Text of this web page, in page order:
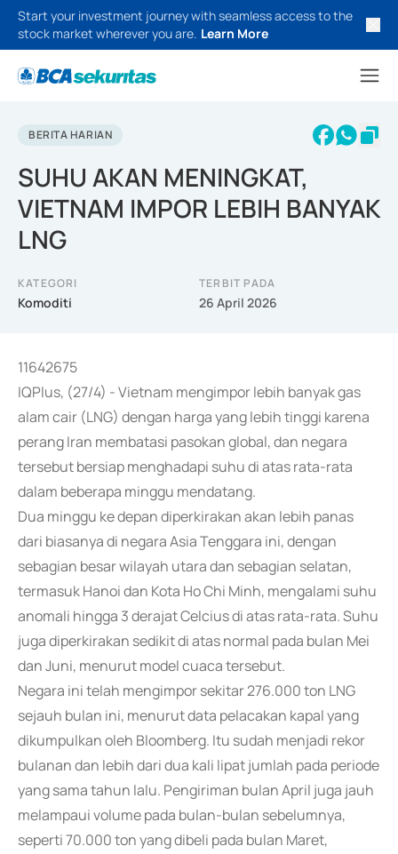
Start your investment journey with seamless access to the
stock market wherever you are. Learn More
BERITA HARIAN
SUHU AKAN MENINGKAT,
VIETNAM IMPOR LEBIH BANYAK
LNG
KATEGORI
Komoditi
TERBIT PADA
26 April 2026
11642675
IQPlus, (27/4) - Vietnam mengimpor lebih banyak gas
alam cair (LNG) dengan harga yang lebih tinggi karena
perang Iran membatasi pasokan global, dan negara
tersebut bersiap menghadapi suhu di atas rata-rata
dalam beberapa minggu mendatang.
Dua minggu ke depan diperkirakan akan lebih panas
dari biasanya di negara Asia Tenggara ini, dengan
sebagian besar wilayah utara dan sebagian selatan,
termasuk Hanoi dan Kota Ho Chi Minh, mengalami suhu
anomali hingga 3 derajat Celcius di atas rata-rata. Suhu
juga diperkirakan sedikit di atas normal pada bulan Mei
dan Juni, menurut model cuaca tersebut.
Negara ini telah mengimpor sekitar 276.000 ton LNG
sejauh bulan ini, menurut data pelacakan kapal yang
dikumpulkan oleh Bloomberg. Itu sudah menjadi rekor
bulanan dan lebih dari dua kali lipat jumlah pada periode
yang sama tahun lalu. Pengiriman bulan April juga jauh
melampaui volume pada bulan-bulan sebelumnya,
seperti 70.000 ton yang dibeli pada bulan Maret,